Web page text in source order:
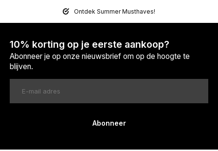
Ontdek Summer Musthaves!
10% korting op je eerste aankoop?
Abonneer je op onze nieuwsbrief om op de hoogte te
blijven.
Abonneer